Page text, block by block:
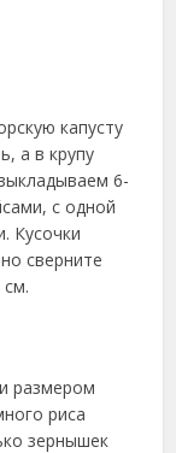
капусту
а в крупу
6-
с одной
Кусочки
сверните
размером
риса
зернышек